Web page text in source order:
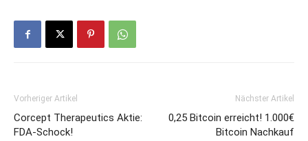
Vorheriger Artikel
Corcept Therapeutics Aktie:
FDA-Schock!
Nächster Artikel
0,25 Bitcoin erreicht! 1.000€
Bitcoin Nachkauf